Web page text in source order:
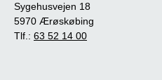
Sygehusvejen 18
5970 Ærøskøbing
Tlf.: 63 52 14 00